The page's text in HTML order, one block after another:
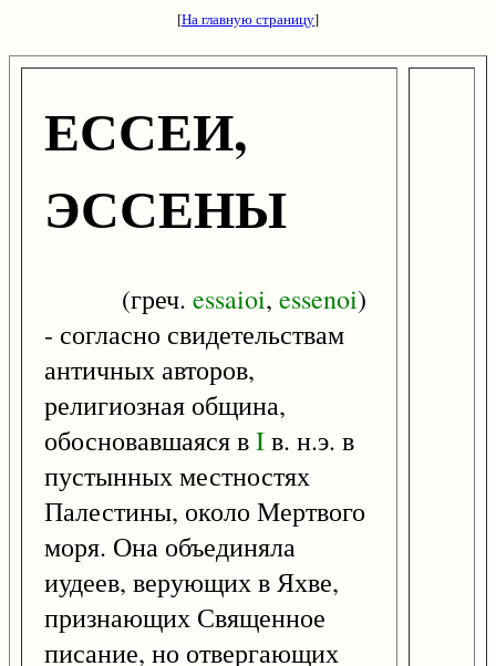
[На главную страницу]
ЕССЕИ,
ЭССЕНЫ
(греч. essaioi, essenoi)
- согласно свидетельствам
античных авторов,
религиозная община,
обосновавшаяся вIв. н.э. в
пустынных местностях
Палестины, около Мертвого
моря. Она объединяла
иудеев, верующих в Яхве,
признающих Священное
писание, но отвергающих